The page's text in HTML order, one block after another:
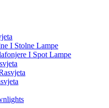
I Stolne Lampe
I Spot Lampe